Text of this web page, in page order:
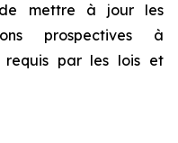
mettre à jour les
prospectives à
requis par les lois et